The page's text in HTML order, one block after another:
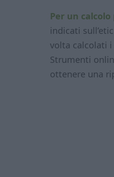
Per un
indicati
volta calcolati
Strumenti
ottenere una